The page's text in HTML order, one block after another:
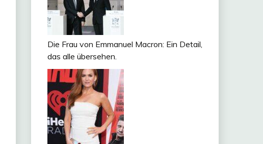
Die Frau von Emmanuel Macron: Ein Detail,
das alle übersehen.